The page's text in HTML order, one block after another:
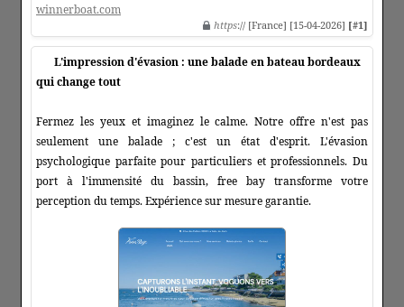
winnerboat.com
https:// [France] [15-04-2026] [#1]
L'impression d'évasion : une balade en bateau bordeaux
qui change tout
Fermez les yeux et imaginez le calme. Notre offre n'est pas
seulement une balade ; c'est un état d'esprit. L'évasion
psychologique parfaite pour particuliers et professionnels. Du
port à l'immensité du bassin, free bay transforme votre
perception du temps. Expérience sur mesure garantie.